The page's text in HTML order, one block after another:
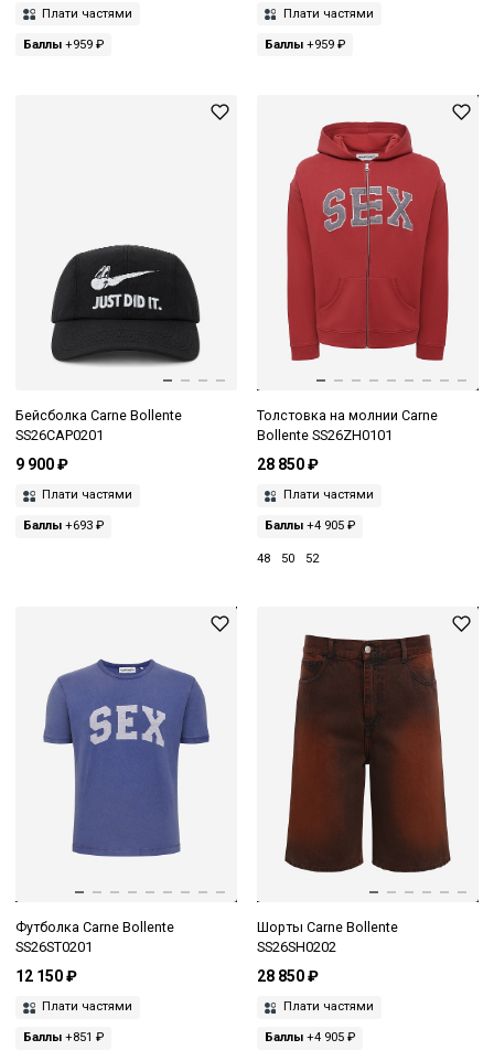
Плати частями
Баллы +959 ₽
Плати частями
Баллы+959 ₽
Бейсболка Carne Bollente
SS26CAP0201
9 900 ₽
Плати частями
Баллы +693 ₽
Толстовка на молнии Carne
Bollente SS26ZH0101
28 850 ₽
Плати частями
Баллы+4 905 ₽
48 50 52
Футболка Carne Bollente
SS26ST0201
12 150 ₽
Плати частями
Баллы +851 ₽
Шорты Carne Bollente
SS26SH0202
28 850 ₽
Плати частями
Баллы+4 905 ₽